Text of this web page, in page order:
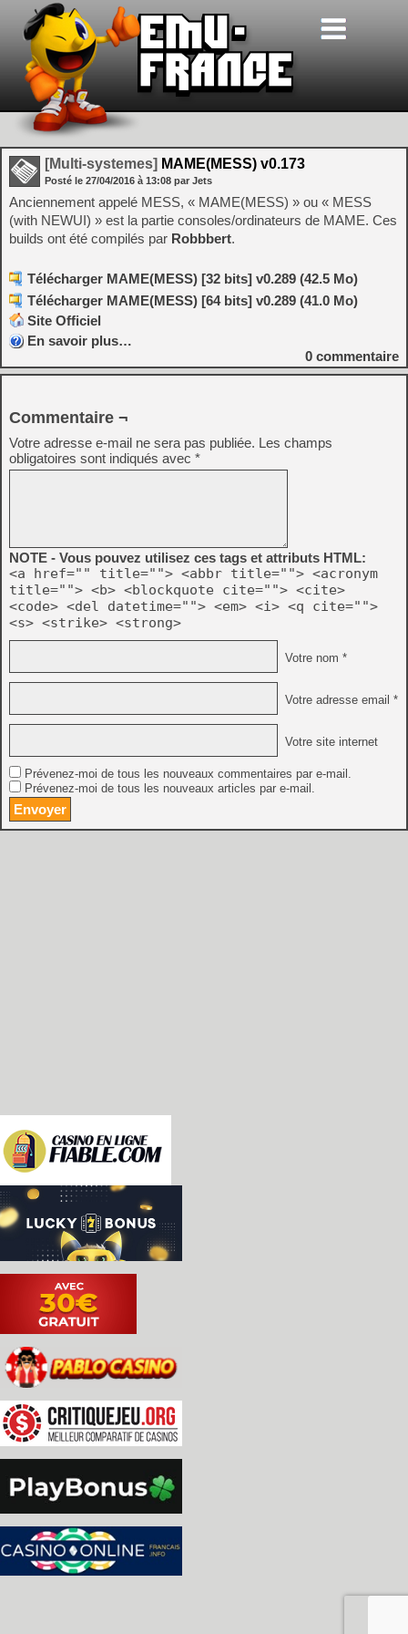
[Multi-systemes] MAME(MESS) v0.173
Posté le 27/04/2016 à 13:08 par Jets
Anciennement appelé MESS, « MAME(MESS) » ou « MESS
(with NEWUI) » est la partie consoles/ordinateurs de MAME. Ces
builds ont été compilés par Robbbert.
Télécharger MAME(MESS) [32 bits] v0.289 (42.5 Mo)
Télécharger MAME(MESS) [64 bits] v0.289 (41.0 Mo)
Site Officiel
En savoir plus…
0 commentaire
Commentaire ¬
Votre adresse e-mail ne sera pas publiée. Les champs
obligatoires sont indiqués avec *
NOTE - Vous pouvez utilisez ces tags et attributs HTML:
<a href="" title=""> <abbr title=""> <acronym
title=""> <b> <blockquote cite=""> <cite>
<code> <del datetime=""> <em> <i> <q cite="">
<s> <strike> <strong>
Votre nom *
Votre adresse email *
Votre site internet
Prévenez-moi de tous les nouveaux commentaires par e-mail.
Prévenez-moi de tous les nouveaux articles par e-mail.